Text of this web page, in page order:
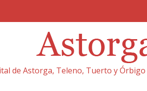
de Astorga, Teleno, Tuerto y Órbigo